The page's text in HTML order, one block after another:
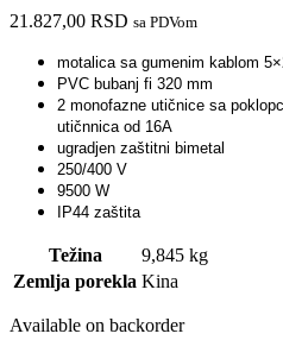
21.827,00 RSD sa PDVom
motalica sa gumenim kablom
PVC bubanj fi 320 mm
2 monofazne utičnice sa
utičnnica od 16A
ugradjen zaštitni bimetal
250/400 V
9500 W
IP44 zaštita
Težina
9,845 kg
Zemlja porekla Kina
Available on backorder